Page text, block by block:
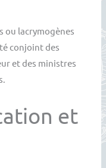
ou lacrymogènes
conjoint des
et des ministres
et